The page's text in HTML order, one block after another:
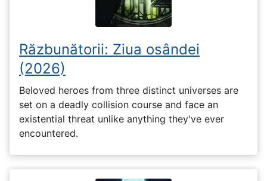
Răzbunătorii: Ziua osândei
(2026)
Beloved heroes from three distinct universes are
set on a deadly collision course and face an
existential threat unlike anything they've ever
encountered.